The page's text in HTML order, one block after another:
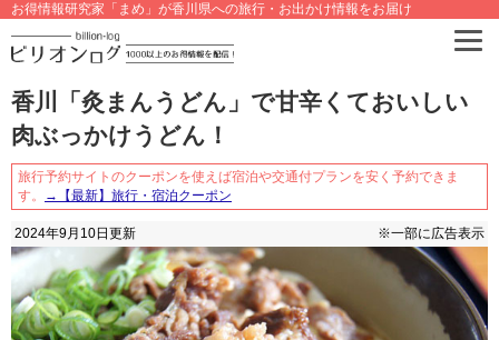
お得情報研究家「まめ」が香川県への旅行・お出かけ情報をお届け
香川「灸まんうどん」で甘辛くておいしい
肉ぶっかけうどん！
旅行予約サイトのクーポンを使えば宿泊や交通付プランを安く予約できま
す。
→【最新】旅行・宿泊クーポン
2024年9月10日 更新 ※一部に広告表示